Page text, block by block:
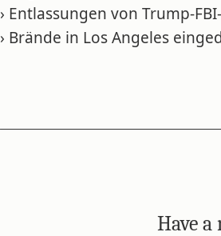
› Entlassungen von Trump-
› Brände in Los Angeles
Have a